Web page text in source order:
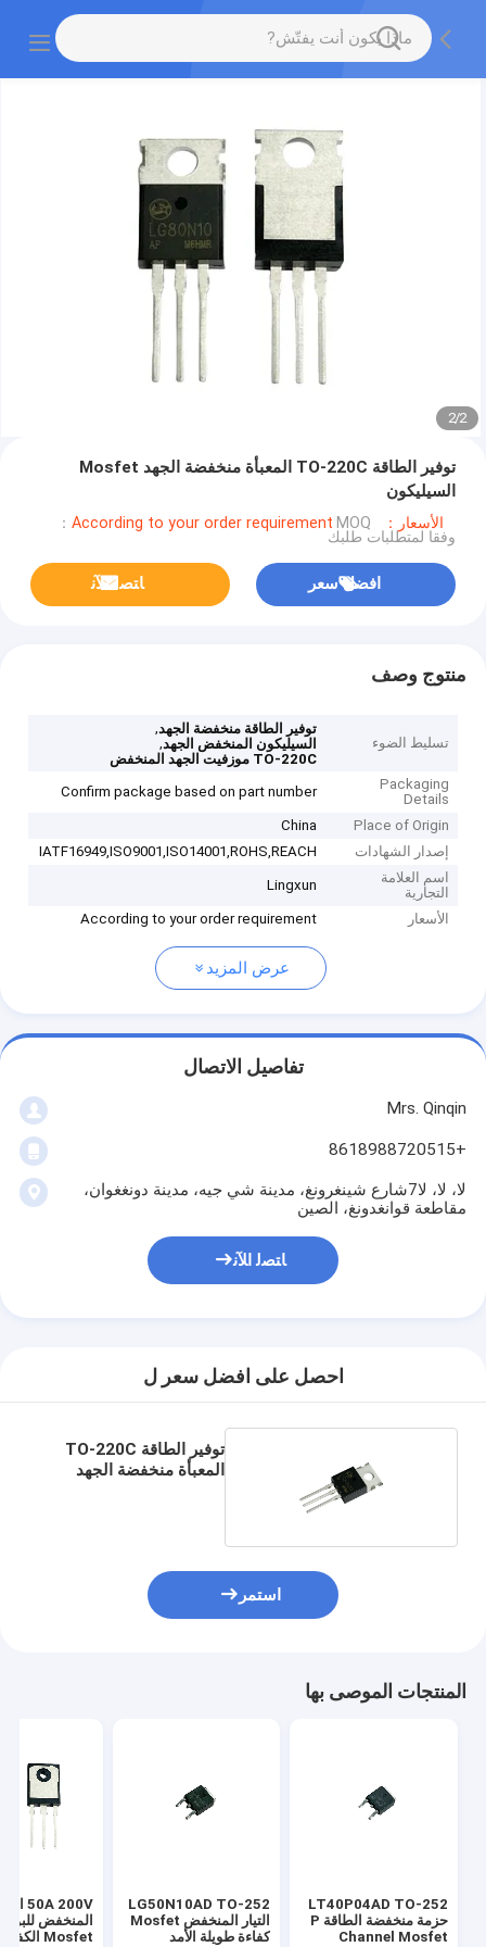
2
/
2
توفير الطاقة TO-220C المعبأة منخفضة الجهد Mosfet
السيليكون
الأسعار：According to your order requirement MOQ：
وفقا لمتطلبات طلبك
افضل سعر ﺎﺘﺼﻟ ﺍﻶﻧ
منتوج وصف
تسليط الضوء
توفير الطاقة منخفضة الجهد,
السيليكون المنخفض الجهد,
TO-220C موزفيت الجهد المنخفض
Packaging
Details
Confirm package based on part number
Place of Origin
China
إصدار الشهادات
IATF16949,ISO9001,ISO14001,ROHS,REACH
اسم العلامة
التجارية
Lingxun
الأسعار According to your order requirement
عرض المزيد
تفاصيل الاتصال
Mrs. Qinqin
+8618988720515
لا، لا، لا7شارع شينغرونغ، مدينة شي جيه، مدينة دونغغوان،
مقاطعة قوانغدونغ، الصين
ﺎﺘﺼﻟ ﺍﻶﻧ
احصل على افضل سعر ل
توفير الطاقة TO-220C
المعبأة منخفضة الجهد
استمر
المنتجات الموصى بها
LT40P04AD TO-252
حزمة منخفضة الطاقة P
Channel Mosfet
LG50N10AD TO-252
التيار المنخفض Mosfet
كفاءة طويلة الأمد
المنخفض
Mosfet الكفاءة العالية